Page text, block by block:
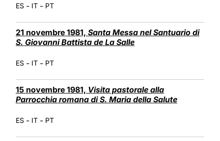
ES - IT - PT
21 novembre 1981, Santa Messa nel Santuario di
S. Giovanni Battista de La Salle
ES - IT - PT
15 novembre 1981, Visita pastorale alla
Parrocchia romana di S. Maria della Salute
ES - IT - PT